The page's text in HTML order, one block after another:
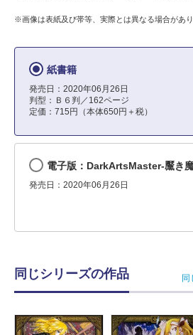
※画像は表紙及び帯等、実際とは異なる場合があり
紙書籍
発売日：2020年06月26日
判型：Ｂ６判／162ページ
定価：715円（本体650円＋税）
電子版：DarkArtsMaster-黶き
発売日：2020年06月26日
同じシリーズの作品 同